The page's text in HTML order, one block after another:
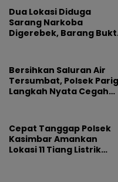
Mengaji
Dua Lokasi Diduga
Sarang Narkoba
Digerebek, Barang
Bersihkan Saluran Air
Tersumbat, Polsek
Langkah Nyata Cegah
Cepat Tanggap Polsek
Kasimbar Amankan
Lokasi 11 Tiang Listrik